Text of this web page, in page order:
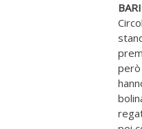
però